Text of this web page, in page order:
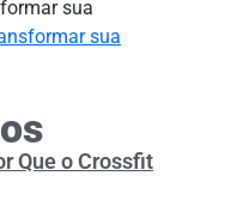
sua
sua
Que o Crossfit